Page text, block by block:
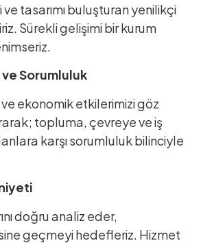
tasarımı buluşturan yenilikçi
Sürekli gelişimi bir kurum
Sorumluluk
ekonomik etkilerimizi göz
topluma, çevreye ve iş
karşı sorumluluk bilinciyle
doğru analiz eder,
geçmeyi hedefleriz. Hizmet